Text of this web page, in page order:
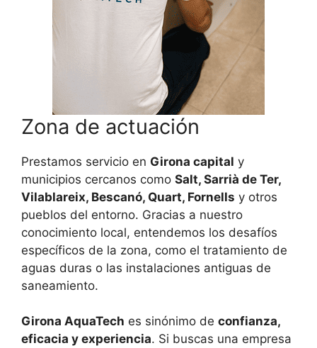
Zona de actuación
Prestamos servicio en Girona capital y
municipios cercanos como Salt, Sarrià de Ter,
Vilablareix, Bescanó, Quart, Fornells y otros
pueblos del entorno. Gracias a nuestro
conocimiento local, entendemos los desafíos
específicos de la zona, como el tratamiento de
aguas duras o las instalaciones antiguas de
saneamiento.
Girona AquaTech es sinónimo de confianza,
eficacia y experiencia. Si buscas una empresa